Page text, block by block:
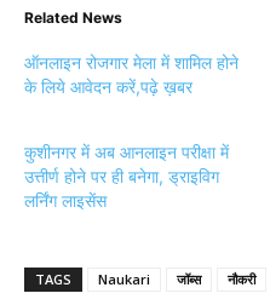
Related News
ऑनलाइन रोजगार मेला में शामिल होने
के लिये आवेदन करें,पढ़े ख़बर
कुशीनगर में अब आनलाइन परीक्षा में
उत्तीर्ण होने पर ही बनेगा, ड्राइविग
लर्निंग लाइसेंस
TAGS Naukari जॉब्स नौकरी